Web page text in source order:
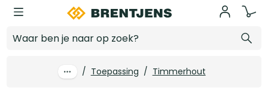
Ga naar hoofdinhoud
/ Toepassing / Timmerhout
Log in voor prijzen